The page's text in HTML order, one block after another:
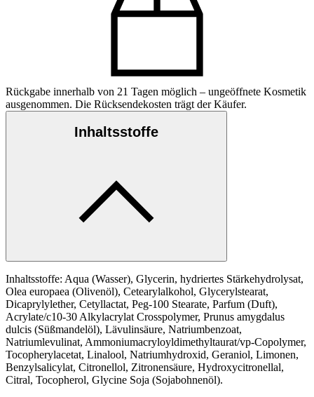
Rückgabe innerhalb von 21 Tagen möglich – ungeöffnete Kosmetik
ausgenommen. Die Rücksendekosten trägt der Käufer.
Inhaltsstoffe
Inhaltsstoffe: Aqua (Wasser), Glycerin, hydriertes Stärkehydrolysat,
Olea europaea (Olivenöl), Cetearylalkohol, Glycerylstearat,
Dicaprylylether, Cetyllactat, Peg-100 Stearate, Parfum (Duft),
Acrylate/c10-30 Alkylacrylat Crosspolymer, Prunus amygdalus
dulcis (Süßmandelöl), Lävulinsäure, Natriumbenzoat,
Natriumlevulinat, Ammoniumacryloyldimethyltaurat/vp-Copolymer,
Tocopherylacetat, Linalool, Natriumhydroxid, Geraniol, Limonen,
Benzylsalicylat, Citronellol, Zitronensäure, Hydroxycitronellal,
Citral, Tocopherol, Glycine Soja (Sojabohnenöl).